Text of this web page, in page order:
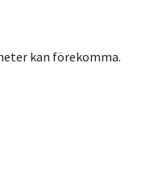
kan förekomma.